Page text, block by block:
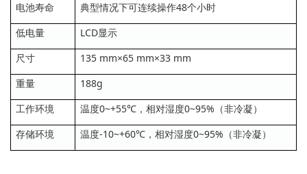
电池寿命
典型情况下可连续操作48个小时
低电量
LCD显示
尺寸
135 mm×65 mm×33 mm
重量
188g
工作环境
温度0~+55℃，相对湿度0~95%（非冷凝）
存储环境
温度-10~+60℃，相对湿度0~95%（非冷凝）